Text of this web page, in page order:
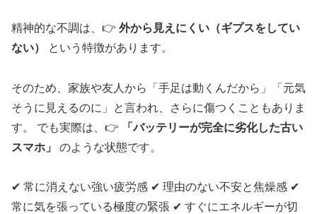
精神的な不調は、👉 外から見えにくい（ギプスをしてい
ない）
という特徴があります。
そのため、家族や友人から「手足は動くんだから」「元気
そうに見えるのに」と言われ、さらに傷つくこともありま
す。 でも実際は、👉
「バッテリーが完全に劣化した古い
スマホ」
のような状態です。
✔ 常に消えない強い疲労感 ✔ 理由のない不安と焦燥感 ✔
常に気を張っている極度の緊張 ✔ すぐにエネルギーが切